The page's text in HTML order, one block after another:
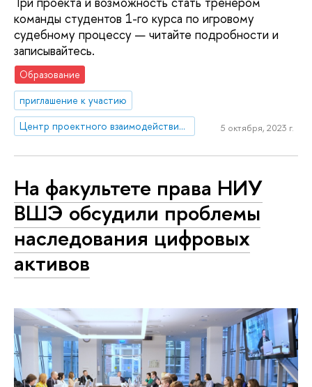
команды студентов 1-го курса по игровому
судебному процессу — читайте подробности и
записывайтесь.
Образование
приглашение к участию
Центр проектного взаимодействия бизнеса и права
5 октября, 2023 г.
На факультете права НИУ
ВШЭ обсудили проблемы
наследования цифровых
активов